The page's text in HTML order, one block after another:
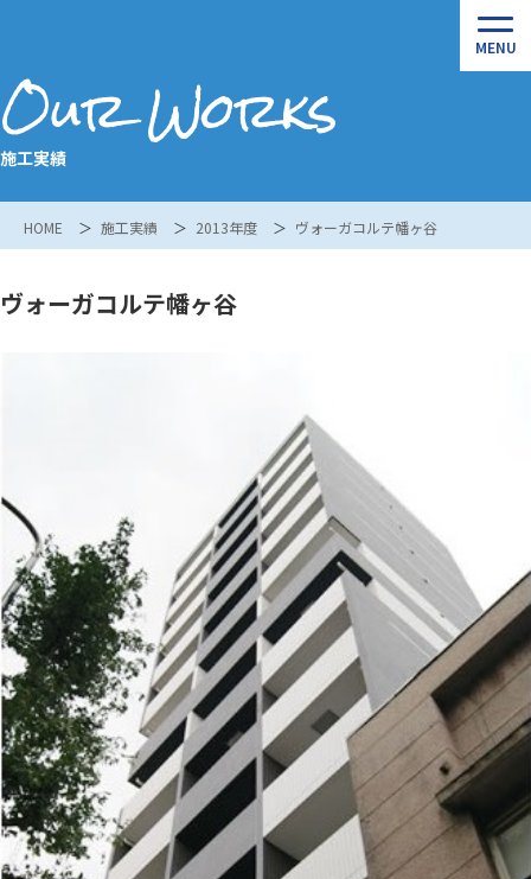
Our Works
施工実績
HOME 施工実績 2013年度 ヴォーガコルテ幡ヶ谷
ヴォーガコルテ幡ヶ谷